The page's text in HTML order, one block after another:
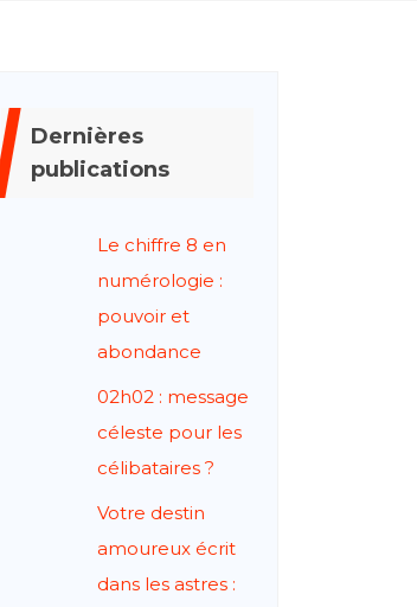
Dernières
publications
Le chiffre 8 en
numérologie :
pouvoir et
abondance
02h02 : message
céleste pour les
célibataires ?
Votre destin
amoureux écrit
dans les astres :